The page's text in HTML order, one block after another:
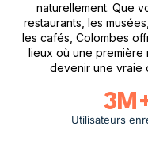
naturellement. Que
restaurants, les
les cafés, Colombes
lieux où une première
devenir une vraie
Utilisateurs